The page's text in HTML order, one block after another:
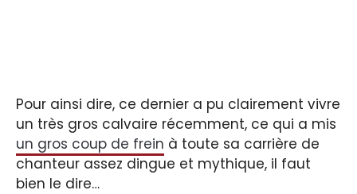
Pour ainsi dire, ce dernier a pu clairement vivre
un très gros calvaire récemment, ce qui a mis
un gros coup de frein à toute sa carrière de
chanteur assez dingue et mythique, il faut
bien le dire…